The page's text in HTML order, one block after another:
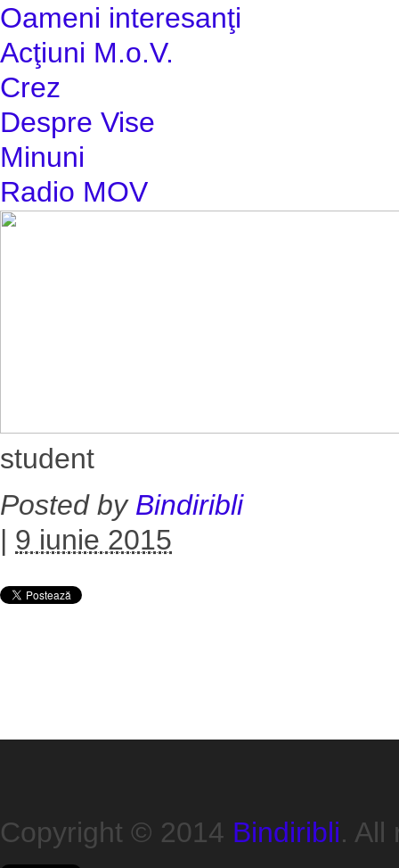
Oameni interesanţi
Acţiuni M.o.V.
Crez
Despre Vise
Minuni
Radio MOV
student
Posted by Bindiribli
| 9 iunie 2015
Copyright © 2014 Bindiribli. All